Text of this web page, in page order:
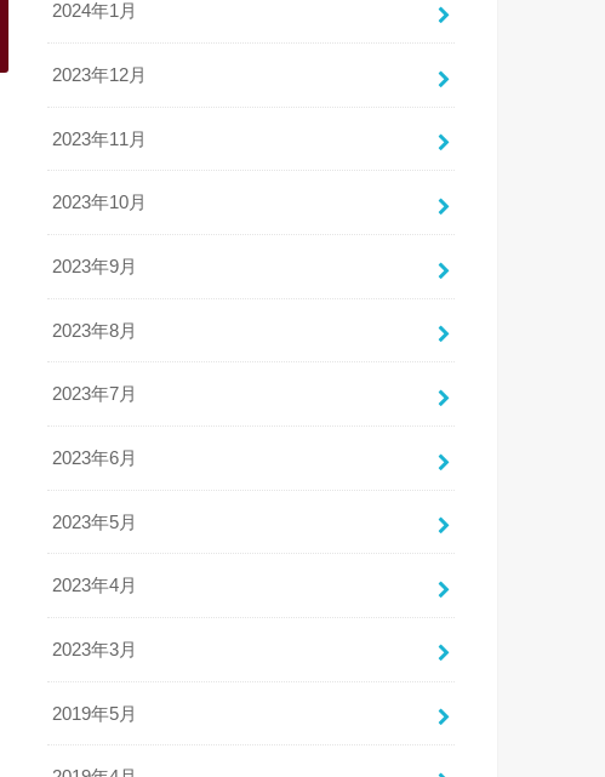
2024年1月
2023年12月
2023年11月
2023年10月
2023年9月
2023年8月
2023年7月
2023年6月
2023年5月
2023年4月
2023年3月
2019年5月